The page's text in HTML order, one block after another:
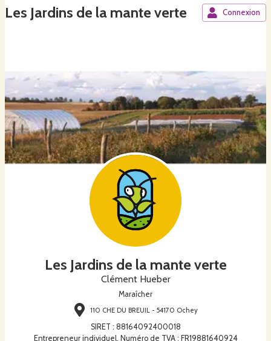
Les Jardins de la mante verte Connexion
Les Jardins de la mante verte
Clément Hueber
Maraîcher
110 CHE DU BREUIL - 54170 Ochey
SIRET : 88164092400018
Entrepreneur individuel. Numéro de TVA : FR19881640924